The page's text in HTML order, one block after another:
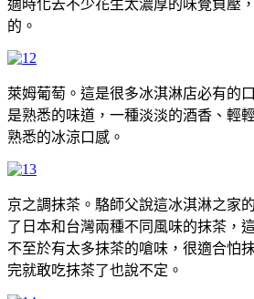
適時化去不少花生太濃厚的味覺負壓
的。
萊姆葡萄。這是很多冰淇淋店必有的
是熟悉的味道，一種淡淡的酒香、輕
熟悉的冰涼口感。
京之調抹茶。駱師父說這冰淇淋之家
了日本和台灣兩種不同風味的抹茶，
不至於有太多抹茶的嗆味，很適合怕
完就敢吃抹茶了也說不定。